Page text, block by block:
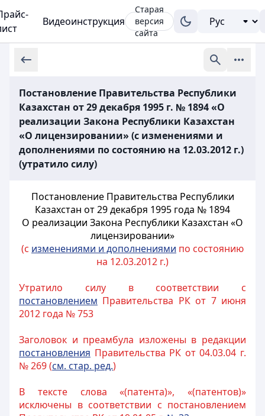
Видеоинструкция
Старая
версия
сайта
Постановление Правительства Республики
Казахстан от 29 декабря 1995 г. № 1894 «О
реализации Закона Республики Казахстан
«О лицензировании» (с изменениями и
дополнениями по состоянию на 12.03.2012 г.)
(утратило силу)
Постановление Правительства Республики
Казахстан от 29 декабря 1995 года № 1894
О реализации Закона Республики Казахстан «О
лицензировании»
(с изменениями и дополнениями по состоянию
на 12.03.2012 г.)
Утратило силу в соответствии с
постановлением Правительства РК от 7 июня
2012 года № 753
Заголовок и преамбула изложены в редакции
постановления Правительства РК от 04.03.04 г.
№ 269 (см. стар. ред.)
В тексте слова «(патента)», «(патентов)»
исключены в соответствии с постановлением